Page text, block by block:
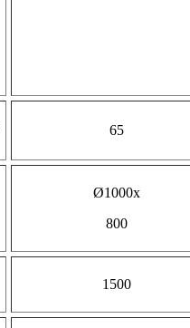
65
Ø1000х
800
1500